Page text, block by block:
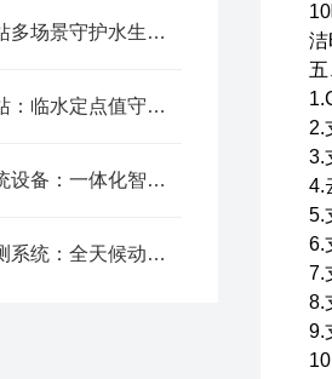
多参数水质监测站多场景守护水生态的“智慧卫士”
岸边式水质监测站：临水定点值守，精准把控水域断面水质状态
在线水质监测系统设备：一体化智能测报，低成本落地全域水质管控
实时在线水质监测系统：全天候动态捕捉，破解水质监测滞后性难题
洁
2.
3.
4.
5.
6.
7.
8.
9.